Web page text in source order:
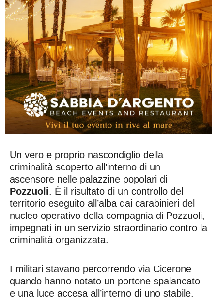
Un vero e proprio nascondiglio della
criminalità scoperto all’interno di un
ascensore nelle palazzine popolari di
Pozzuoli. È il risultato di un controllo del
territorio eseguito all’alba dai carabinieri del
nucleo operativo della compagnia di Pozzuoli,
impegnati in un servizio straordinario contro la
criminalità organizzata.
I militari stavano percorrendo via Cicerone
quando hanno notato un portone spalancato
e una luce accesa all’interno di uno stabile.